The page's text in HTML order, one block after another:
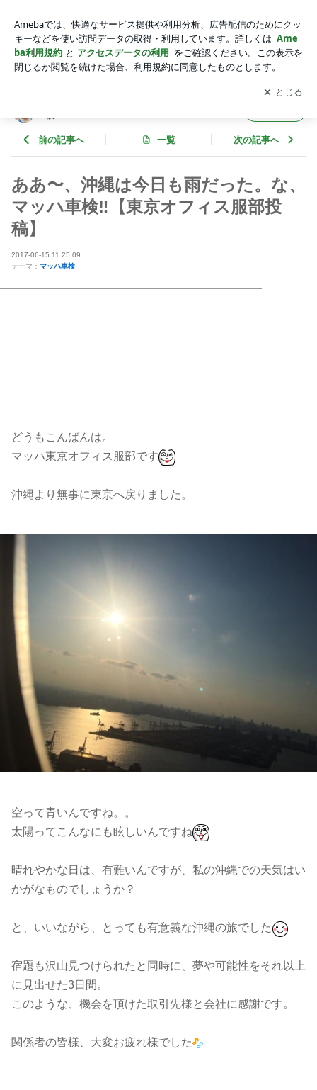
ィス服部投稿】 | 玉中哲二「DRIVER'S BLOG」withマッハ車
アプリをダウンロードして ブログの更新通知
を受け取りまし
ょう。
開く
検
前の記事へ 一覧 次の記事へ
ああ〜、沖縄は今日も雨だった。な、
マッハ車検‼️【東京オフィス服部投
稿】
2017-06-15 11:25:09
テーマ： マッハ車検
どうもこんばんは。
マッハ東京オフィス服部です
沖縄より無事に東京へ戻りました。
空って青いんですね。。
太陽ってこんなにも眩しいんですね
晴れやかな日は、有難いんですが、私の沖縄での天気はい
かがなものでしょうか？
と、いいながら、とっても有意義な沖縄の旅でした
宿題も沢山見つけられたと同時に、夢や可能性をそれ以上
に見出せた3日間。
このような、機会を頂けた取引先様と会社に感謝です。
関係者の皆様、大変お疲れ様でした